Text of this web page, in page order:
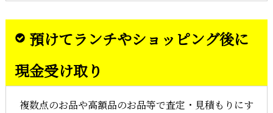
預けてランチやショッピング後に
現金受け取り
複数点のお品や高額品のお品等で査定・見積もりにす